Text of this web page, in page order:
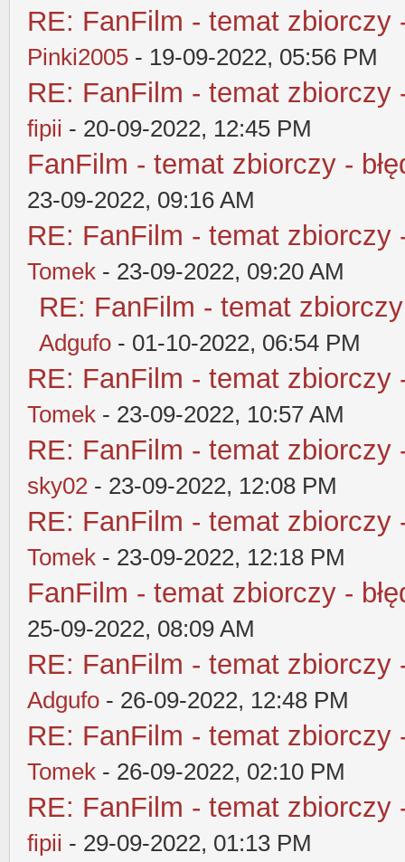
RE: FanFilm - temat zbiorczy
Pinki2005 - 19-09-2022, 05:56 PM
RE: FanFilm - temat zbiorczy
fipii - 20-09-2022, 12:45 PM
FanFilm - temat zbiorczy -
23-09-2022, 09:16 AM
RE: FanFilm - temat zbiorczy
Tomek - 23-09-2022, 09:20 AM
RE: FanFilm - temat
Adgufo - 01-10-2022, 06:54 PM
RE: FanFilm - temat zbiorczy
Tomek - 23-09-2022, 10:57 AM
RE: FanFilm - temat zbiorczy
sky02 - 23-09-2022, 12:08 PM
RE: FanFilm - temat zbiorczy
Tomek - 23-09-2022, 12:18 PM
FanFilm - temat zbiorczy -
25-09-2022, 08:09 AM
RE: FanFilm - temat zbiorczy
Adgufo - 26-09-2022, 12:48 PM
RE: FanFilm - temat zbiorczy
Tomek - 26-09-2022, 02:10 PM
RE: FanFilm - temat zbiorczy
fipii - 29-09-2022, 01:13 PM